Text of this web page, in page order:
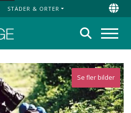
STÄDER & ORTER
Sök
Se fler bilder